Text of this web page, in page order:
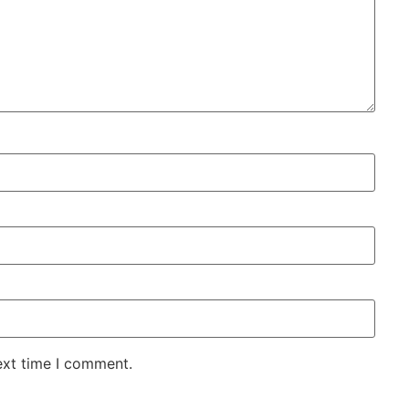
time I comment.